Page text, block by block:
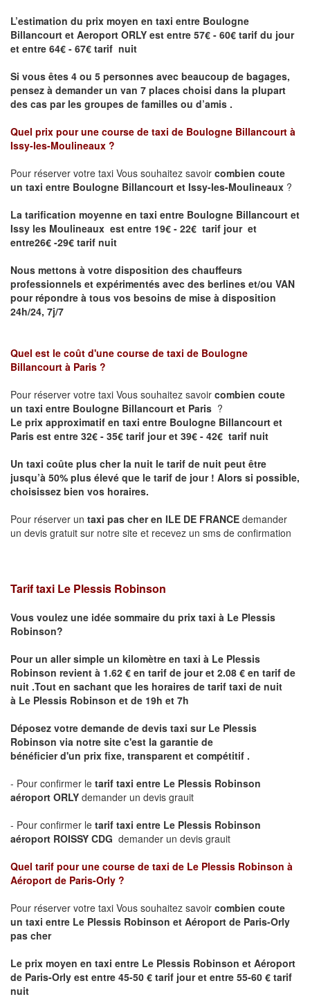
L’estimation du prix moyen en taxi entre Boulogne
Billancourt et Aeroport ORLY est entre 57€ - 60€ tarif du jour
et entre 64€ - 67€ tarif nuit
Si vous êtes 4 ou 5 personnes avec beaucoup de bagages,
pensez à demander un van 7 places choisi dans la plupart
des cas par les groupes de familles ou d’amis .
Quel prix pour une course de taxi de Boulogne Billancourt à
Issy-les-Moulineaux ?
Pour réserver votre taxi Vous souhaitez savoir combien coute
un taxi entre Boulogne Billancourt et Issy-les-Moulineaux ?
La tarification moyenne en taxi entre Boulogne Billancourt et
Issy les Moulineaux est entre 19€ - 22€ tarif jour et
entre26€ -29€ tarif nuit
Nous mettons à votre disposition des chauffeurs
professionnels et expérimentés avec des berlines et/ou VAN
pour répondre à tous vos besoins de mise à disposition
24h/24, 7j/7
Quel est le coût d'une course de taxi de Boulogne
Billancourt à Paris ?
Pour réserver votre taxi Vous souhaitez savoir combien coute
un taxi entre Boulogne Billancourt et Paris ?
Le prix approximatif en taxi entre Boulogne Billancourt et
Paris est entre 32€ - 35€ tarif jour et 39€ - 42€ tarif nuit
Un taxi coûte plus cher la nuit le tarif de nuit peut être
jusqu’à 50% plus élevé que le tarif de jour ! Alors si possible,
choisissez bien vos horaires.
Pour réserver un taxi pas cher en ILE DE FRANCE demander
un devis gratuit sur notre site et recevez un sms de confirmation
Tarif taxi Le Plessis Robinson
Vous voulez une idée sommaire du prix taxi à Le Plessis
Robinson?
Pour un aller simple un kilomètre en taxi à Le Plessis
Robinson revient à 1.62 € en tarif de jour et 2.08 € en tarif de
nuit .Tout en sachant que les horaires de tarif taxi de nuit
à Le Plessis Robinson et de 19h et 7h
Déposez votre demande de devis taxi sur Le Plessis
Robinson via notre site c'est la garantie de
bénéficier d'un prix fixe, transparent et compétitif .
- Pour confirmer le tarif taxi entre Le Plessis Robinson
aéroport ORLY demander un devis grauit
- Pour confirmer le tarif taxi entre Le Plessis Robinson
aéroport ROISSY CDG demander un devis grauit
Quel tarif pour une course de taxi de Le Plessis Robinson à
Aéroport de Paris-Orly ?
Pour réserver votre taxi Vous souhaitez savoir combien coute
un taxi entre Le Plessis Robinson et Aéroport de Paris-Orly
pas cher
Le prix moyen en taxi entre Le Plessis Robinson et Aéroport
de Paris-Orly est entre 45-50 € tarif jour et entre 55-60 € tarif
nuit